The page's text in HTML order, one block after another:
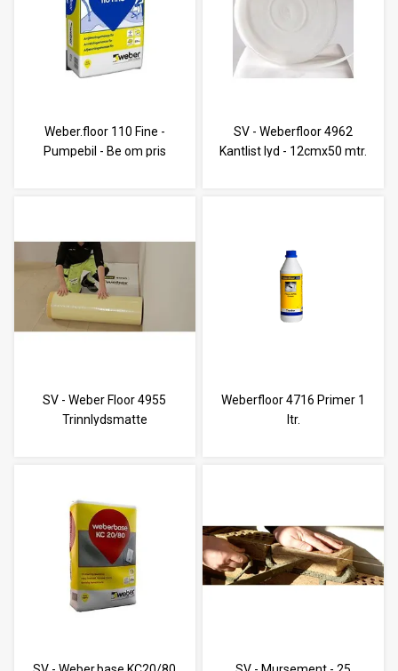
Weber.floor 110 Fine -
Pumpebil - Be om pris
SV - Weberfloor 4962
Kantlist lyd - 12cmx50 mtr.
SV - Weber Floor 4955
Trinnlydsmatte
Weberfloor 4716 Primer 1
ltr.